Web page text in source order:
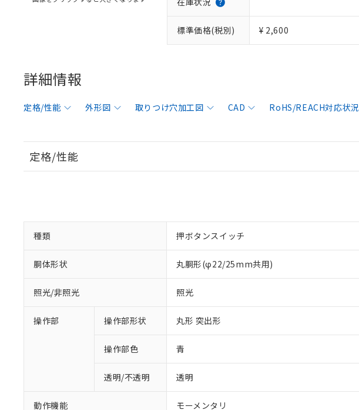
標準価格(税別) ¥ 2,600
詳細情報
定格/性能 外形図 取りつけ穴加工図 CAD RoHS/REACH対応状況
定格/性能
種類 押ボタンスイッチ
胴体形状 丸胴形(φ22/25mm共用)
照光/非照光 照光
操作部 操作部形状 丸形 突出形
操作部色 青
透明/不透明 透明
動作機能 モーメンタリ